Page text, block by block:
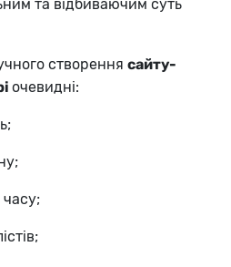
та відбиваючим суть
створення сайту-
очевидні: